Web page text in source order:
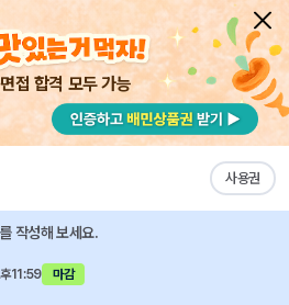
접 합격 모두 가능
사용권
내 작성목록
업(국내주식) 부문)
작성해 보세요.
11:59
마감